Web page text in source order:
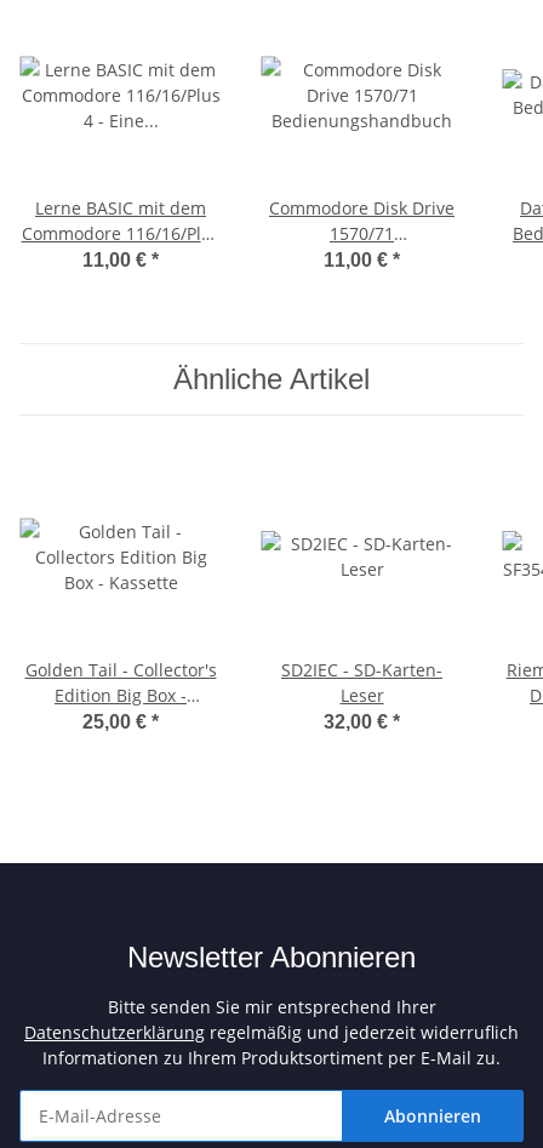
Lerne BASIC mit dem
Commodore 116/16/Plus
4 - Eine Anleitung zum
11,00 € *
Commodore Disk Drive
1570/71
Bedienungshandbuch
11,00 € *
Ähnliche Artikel
Golden Tail - Collector's
Edition Big Box -
Kassette
25,00 € *
SD2IEC - SD-Karten-
Leser
32,00 € *
Newsletter Abonnieren
Bitte senden Sie mir entsprechend Ihrer
Datenschutzerklärung regelmäßig und jederzeit widerruflich
Informationen zu Ihrem Produktsortiment per E-Mail zu.
Abonnieren